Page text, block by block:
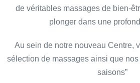
de véritables massages de bien-
plonger dans une
Au sein de notre nouveau Centre,
sélection de massages ainsi que
saisons”